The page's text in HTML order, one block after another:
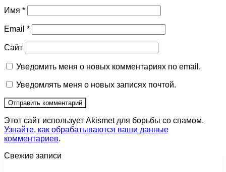
Имя *
Email *
Сайт
Уведомить меня о новых комментариях по email.
Уведомлять меня о новых записях почтой.
Этот сайт использует Akismet для борьбы со спамом.
Узнайте, как обрабатываются ваши данные
комментариев.
Свежие записи